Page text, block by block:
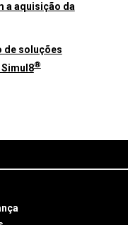
a aquisição da
de soluções
®